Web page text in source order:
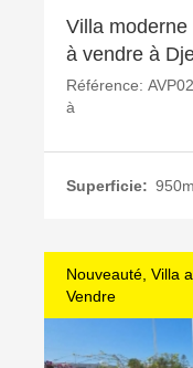
Villa
à vendre à
Référence:
à
Superficie:
Nouveauté, Villa
Vendre